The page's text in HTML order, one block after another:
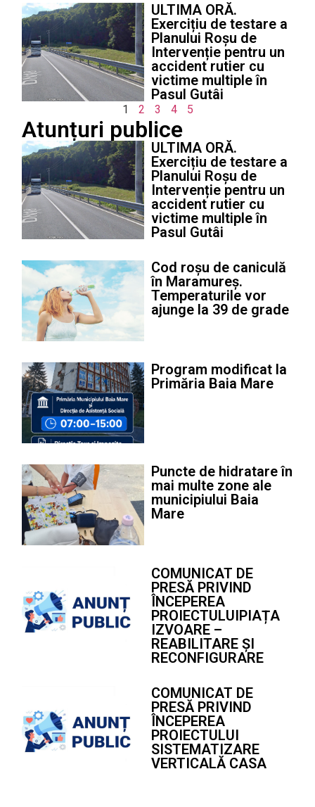
ULTIMA ORĂ.
Exercițiu de testare a
Planului Roșu de
Intervenție pentru un
accident rutier cu
victime multiple în
Pasul Gutâi
1 2 3 4 5
Atunțuri publice
ULTIMA ORĂ.
Exercițiu de testare a
Planului Roșu de
Intervenție pentru un
accident rutier cu
victime multiple în
Pasul Gutâi
Cod roșu de caniculă
în Maramureș.
Temperaturile vor
ajunge la 39 de grade
Program modificat la
Primăria Baia Mare
Puncte de hidratare în
mai multe zone ale
municipiului Baia
Mare
COMUNICAT DE
PRESĂ PRIVIND
ÎNCEPEREA
PROIECTULUIPIAȚA
IZVOARE –
REABILITARE ȘI
RECONFIGURARE
COMUNICAT DE
PRESĂ PRIVIND
ÎNCEPEREA
PROIECTULUI
SISTEMATIZARE
VERTICALĂ CASA